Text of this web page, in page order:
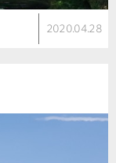
2020.04.28